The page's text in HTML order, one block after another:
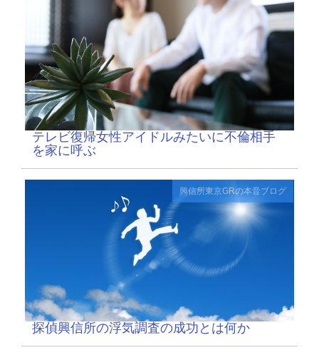
テレビ復帰女性アイドルみたいに不倫相手
を家に呼ぶ
興信所東京GRの本音ブログ
探偵興信所の浮気調査の成功とは何か